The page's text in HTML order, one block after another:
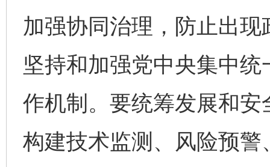
加强协同治理，防止出
坚持和加强党中央集中
作机制。要统筹发展和
构建技术监测、风险预